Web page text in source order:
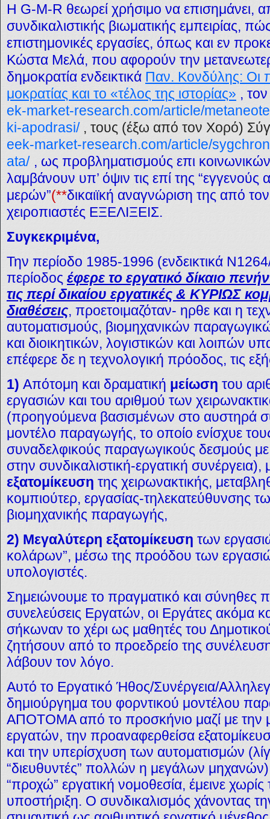
Η G-M-R θεωρεί χρήσιμο να επισημάνει,
συνδικαλιστικής βιωματικής εμπειρίας,
επιστημονικές εργασίες, όπως και εν
Κώστα Μελά, που αφορούν την
δημοκρατία ενδεικτικά Παν. Κονδύλης: Οι
μοκρατίας και το «τέλος της ιστορίας» ,
ek-market-research.com/article/
ki-apodrasi/, τους (έξω από τον Χορό)
eek-market-research.com/article/
ata/ , ως προβληματισμούς επι
λαμβάνουν υπ’ όψιν τις επί της “εγγενούς
μερών”(**δικαιϊκή αναγνώριση της από
χειροπιαστές ΕΞΕΛΙΞΕΙΣ.
Συγκεκριμένα,
Την περίοδο 1985-1996 (ενδεικτικά
περίοδος έφερε το εργατικό δίκαιο
τις περί δικαίου εργατικές & ΚΥΡΙΩΣ
διαθέσεις, προετοιμαζόταν- ηρθε και η
αυτοματισμούς, βιομηχανικών
και διοικητικών, λογιστικών και λοιπών
επέφερε δε η τεχνολογική πρόοδος, τις
1) Απότομη και δραματική μείωση του
εργασιών και του αριθμού των
(προηγούμενα βασισμένων στο αυστηρά
μοντέλο παραγωγής, το οποίο ενίσχυε
συναδελφικούς παραγωγικούς δεσμούς με
στην συνδικαλιστική-εργατική
εξατομίκευση της χειρωνακτικής,
κομπιούτερ, εργασίας-τηλεκατεύθυνσης
βιομηχανικής παραγωγής,
2) Μεγαλύτερη εξατομίκευση των
κολάρων”, μέσω της προόδου των
υπολογιστές.
Σημειώνουμε το πραγματικό και σύνηθες
συνελεύσεις Εργατών, οι Εργάτες ακόμα
σήκωναν το χέρι ως μαθητές του
ζητήσουν από το προεδρείο της
λάβουν τον λόγο.
Αυτό το Εργατικό Ήθος/Συνέργεια/
δημιούργημα του φορντικού μοντέλου
ΑΠΟΤΟΜΑ από το προσκήνιο μαζί με την
εργατών, την προαναφερθείσα
και την υπερίσχυση των αυτοματισμών
“διευθυντές” πολλών η μεγάλων
“προχώ” εργατική νομοθεσία, έμεινε
υποστήριξη. Ο συνδικαλισμός χάνοντας